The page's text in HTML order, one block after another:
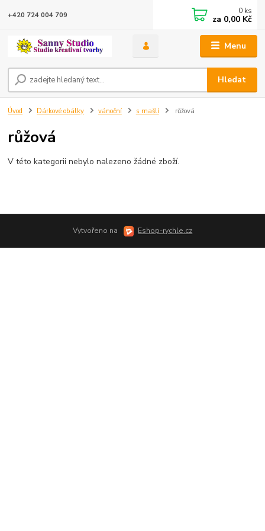
Menu
Hledat
+420 724 004 709 0 ks
za 0,00 Kč
Úvod Dárkové obálky vánoční s mašlí růžová
růžová
V této kategorii nebylo nalezeno žádné zboží.
Vytvořeno na Eshop-rychle.cz